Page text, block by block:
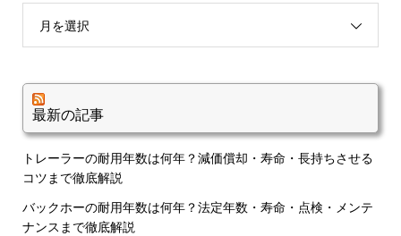
月を選択
最新の記事
トレーラーの耐用年数は何年？減価償却・寿命・長持ちさせる
コツまで徹底解説
バックホーの耐用年数は何年？法定年数・寿命・点検・メンテ
ナンスまで徹底解説